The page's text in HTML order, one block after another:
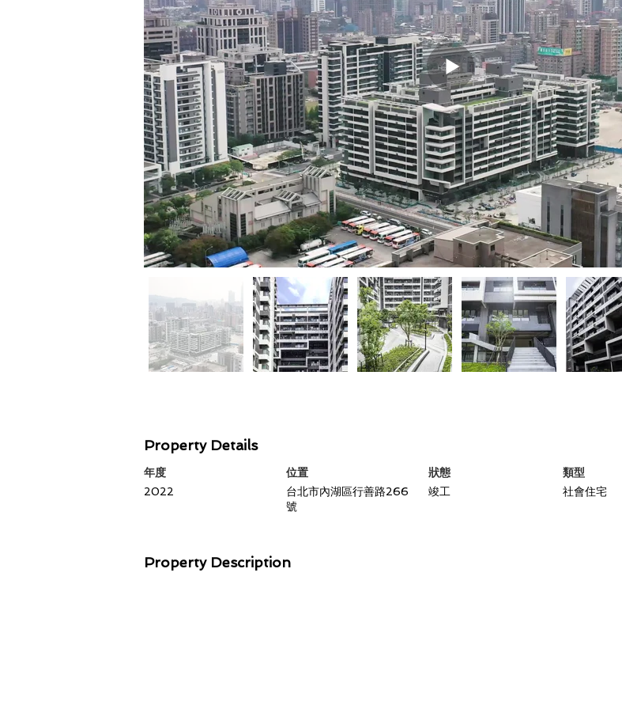
Property Details
年度
2022
​位置
台北市內湖區行善路266
號
狀態
竣工
類型
社會住宅
Property Description